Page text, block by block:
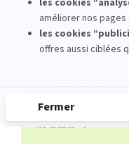
hors
lire la suite